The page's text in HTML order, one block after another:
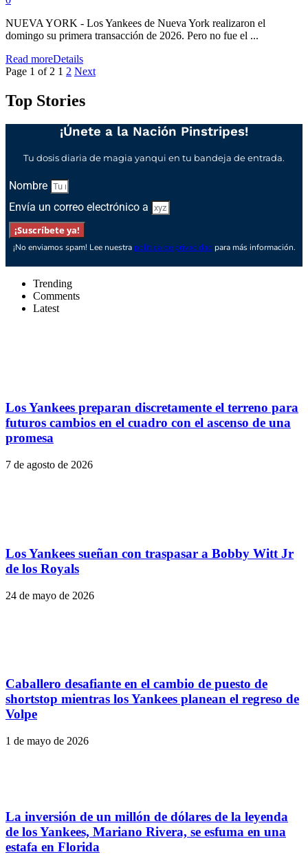
NUEVA YORK - Los Yankees de Nueva York realizaron el
domingo su primera transacción de 2026. Pero no fue el ...
Read moreDetails
Page 1 of 2 1 2 Next
Top Stories
¡Únete a la Nación Pinstripes!
Tu dosis diaria de magia yanqui en tu bandeja de entrada.
Nombre
Envía un correo electrónico a
¡Suscríbete ya!
¡No enviamos spam! Lee nuestra política de privacidad para más información.
Trending
Comments
Latest
Los Yankees preparan discretamente el terreno para
futuros cambios en el cuadro con el ascenso de una
promesa
7 de agosto de 2026
Los Yankees sueñan con traspasar a Bobby Witt Jr
de los Royals
24 de mayo de 2026
Caballero desafiante en el cambio de puesto de
shortstop mientras los Yankees planean el regreso de
Volpe
1 de mayo de 2026
La inversión de un millón de dólares de la leyenda
de los Yankees, Mariano Rivera, se esfuma en una
estafa en Florida